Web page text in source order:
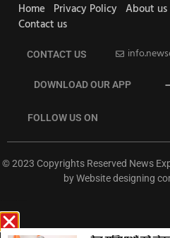
Home Privacy Policy About us
Contact us
CONTACT US
DOWNLOAD OUR APP
FOLLOW US ON
© 2023 Copyrights Reserved News
byWebsite designing